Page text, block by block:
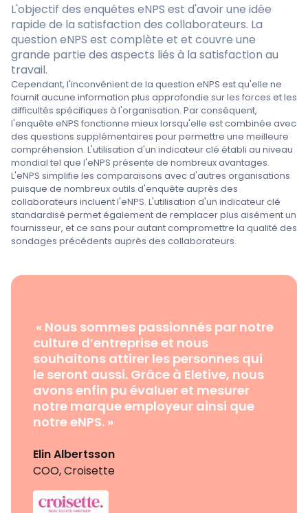
L'objectif des enquêtes eNPS est d'avoir une idée
rapide de la satisfaction des collaborateurs. La
question eNPS est complète et et couvre une
grande partie des aspects liés à la satisfaction au
travail.
Cependant, l'inconvénient de la question eNPS est qu'elle ne
fournit aucune information plus approfondie sur les forces et les
difficultés spécifiques à l'organisation. Par conséquent,
l'enquête eNPS fonctionne mieux lorsqu'elle est combinée avec
des questions supplémentaires pour permettre une meilleure
compréhension. L'utilisation d'un indicateur clé établi au niveau
mondial tel que l'eNPS présente de nombreux avantages.
L'eNPS simplifie les comparaisons avec d'autres organisations
puisque de nombreux outils d'enquête auprès des
collaborateurs incluent l'eNPS. L'utilisation d'un indicateur clé
standardisé permet également de remplacer plus aisément un
fournisseur, et ce sans pour autant compromettre la qualité des
sondages précédents auprès des collaborateurs.
« Nous sommes passionnés par notre
culture d’entreprise et nous
souhaitons attirer les personnes qui
le seront aussi. Grâce à Eletive, nous
avons enfin pu évaluer et mesurer
notre marque employeur ainsi que
notre eNPS. »
Elin Albertsson
COO, Croisette